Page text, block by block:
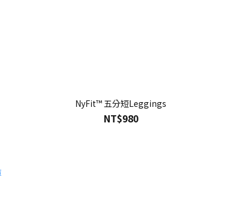
NyFit™ 五分短Leggings
NT$980